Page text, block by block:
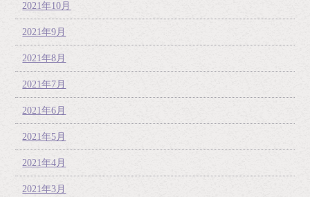
2021年10月
2021年9月
2021年8月
2021年7月
2021年6月
2021年5月
2021年4月
2021年3月